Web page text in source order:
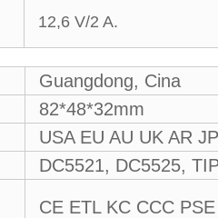
12,6 V/2 A.
Guangdong, Cina
82*48*32mm
USA EU AU UK AR
DC5521, DC5525,
CE ETL KC CCC